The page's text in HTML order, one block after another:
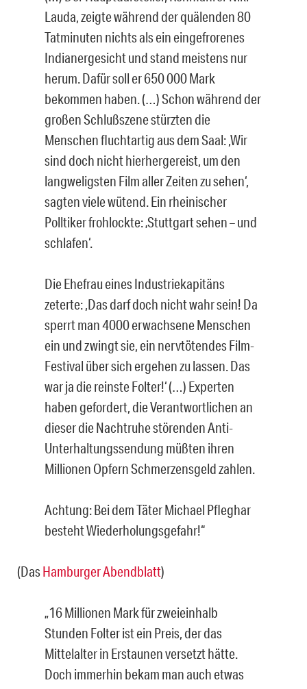
Lauda, zeigte während der quälenden 80
Tatminuten nichts als ein eingefrorenes
Indianergesicht und stand meistens nur
herum. Dafür soll er 650 000 Mark
bekommen haben. (…) Schon während der
großen Schlußszene stürzten die
Menschen fluchtartig aus dem Saal: ,Wir
sind doch nicht hierhergereist, um den
langweligsten Film aller Zeiten zu sehen‘,
sagten viele wütend. Ein rheinischer
Polltiker frohlockte: ‚Stuttgart sehen – und
schlafen‘.
Die Ehefrau eines Industriekapitäns
zeterte: ,Das darf doch nicht wahr sein! Da
sperrt man 4000 erwachsene Menschen
ein und zwingt sie, ein nervtötendes Film-
Festival über sich ergehen zu lassen. Das
war ja die reinste Folter!‘ (…) Experten
haben gefordert, die Verantwortlichen an
dieser die Nachtruhe störenden Anti-
Unterhaltungssendung müßten ihren
Millionen Opfern Schmerzensgeld zahlen.
Achtung: Bei dem Täter Michael Pfleghar
besteht Wiederholungsgefahr!“
(DasHamburger Abendblatt)
„16 Millionen Mark für zweieinhalb
Stunden Folter ist ein Preis, der das
Mittelalter in Erstaunen versetzt hätte.
Doch immerhin bekam man auch etwas